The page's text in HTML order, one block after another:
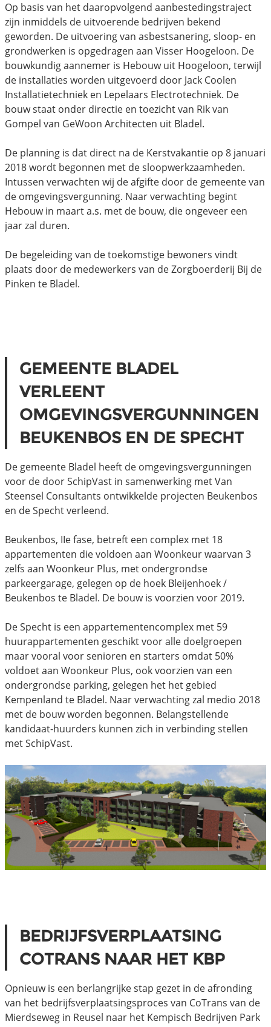
Op basis van het daaropvolgend aanbestedingstraject
zijn inmiddels de uitvoerende bedrijven bekend
geworden. De uitvoering van asbestsanering, sloop- en
grondwerken is opgedragen aan Visser Hoogeloon. De
bouwkundig aannemer is Hebouw uit Hoogeloon, terwijl
de installaties worden uitgevoerd door Jack Coolen
Installatietechniek en Lepelaars Electrotechniek. De
bouw staat onder directie en toezicht van Rik van
Gompel van GeWoon Architecten uit Bladel.
De planning is dat direct na de Kerstvakantie op 8 januari
2018 wordt begonnen met de sloopwerkzaamheden.
Intussen verwachten wij de afgifte door de gemeente van
de omgevingsvergunning. Naar verwachting begint
Hebouw in maart a.s. met de bouw, die ongeveer een
jaar zal duren.
De begeleiding van de toekomstige bewoners vindt
plaats door de medewerkers van de Zorgboerderij Bij de
Pinken te Bladel.
GEMEENTE BLADEL
VERLEENT
OMGEVINGSVERGUNNINGEN
BEUKENBOS EN DE SPECHT
De gemeente Bladel heeft de omgevingsvergunningen
voor de door SchipVast in samenwerking met Van
Steensel Consultants ontwikkelde projecten Beukenbos
en de Specht verleend.
Beukenbos, IIe fase, betreft een complex met 18
appartementen die voldoen aan Woonkeur waarvan 3
zelfs aan Woonkeur Plus, met ondergrondse
parkeergarage, gelegen op de hoek Bleijenhoek /
Beukenbos te Bladel. De bouw is voorzien voor 2019.
De Specht is een appartementencomplex met 59
huurappartementen geschikt voor alle doelgroepen
maar vooral voor senioren en starters omdat 50%
voldoet aan Woonkeur Plus, ook voorzien van een
ondergrondse parking, gelegen het het gebied
Kempenland te Bladel. Naar verwachting zal medio 2018
met de bouw worden begonnen. Belangstellende
kandidaat-huurders kunnen zich in verbinding stellen
met SchipVast.
BEDRIJFSVERPLAATSING
COTRANS NAAR HET KBP
Opnieuw is een berlangrijke stap gezet in de afronding
van het bedrijfsverplaatsingsproces van CoTrans van de
Mierdseweg in Reusel naar het Kempisch Bedrijven Park